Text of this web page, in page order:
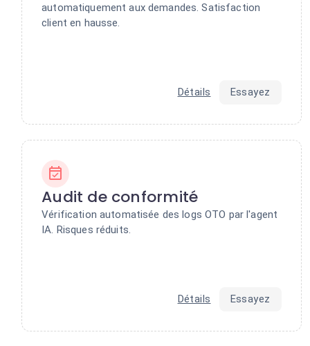
automatiquement aux demandes. Satisfaction
client en hausse.
Détails Essayez
Audit de conformité
Vérification automatisée des logs OTO par l'agent
IA. Risques réduits.
Détails Essayez